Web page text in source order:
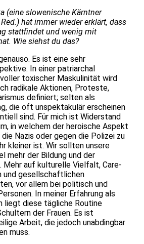
(eine slowenische Kärntner
hat immer wieder erklärt, dass
stattfindet und wenig mit
Wie siehst du das?
Es ist eine sehr
In einer patriarchal
toxischer Maskulinität wird
radikale Aktionen, Proteste,
definiert; selten als
die oft unspektakulär erscheinen
sind. Für mich ist Widerstand
in welchem der heroische Aspekt
Nazis oder gegen die Polizei zu
kleiner ist. Wir sollten unsere
mehr der Bildung und der
Mehr auf kulturelle Vielfalt, Care-
und gesellschaftlichen
vor allem bei politisch und
In meiner Erfahrung als
liegt diese tägliche Routine
der Frauen. Es ist
Arbeit, die jedoch unabdingbar
muss.